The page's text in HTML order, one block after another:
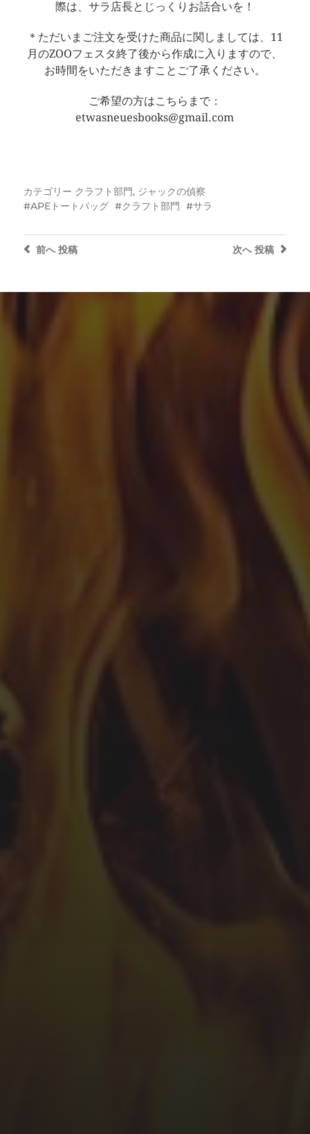
際は、サラ店長とじっくりお話合いを！
＊ただいまご注文を受けた商品に関しましては、11
月のZOOフェスタ終了後から作成に入りますので、
お時間をいただきますことご了承ください。
ご希望の方はこちらまで：
etwasneuesbooks@gmail.com
カテゴリー クラフト部門, ジャックの偵察
APEトートバッグ
クラフト部門 サラ
次へ 投稿
前へ投稿